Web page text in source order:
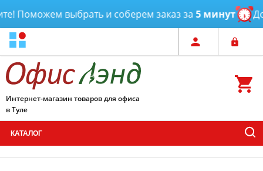
выбрать и соберем заказ за5 минут
Интернет-магазин товаров для офиса
в Туле
КАТАЛОГ